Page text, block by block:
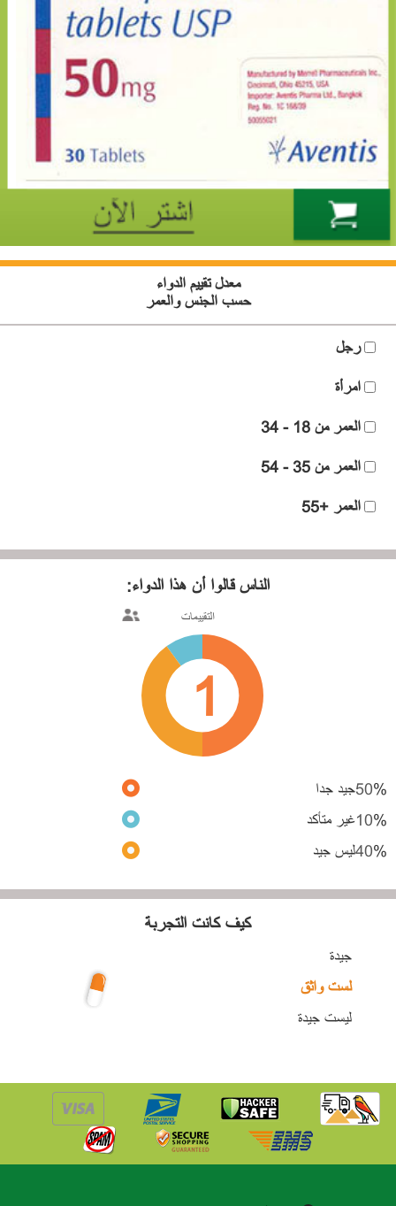
معدل تقييم الدواء
حسب الجنس والعمر
رجل
امرأة
العمر من 18 - 34
العمر من 35 - 54
العمر +55
الناس قالوا أن هذا الدواء:
التقييمات
1
جيد جدا50%
غير متأكد10%
ليس جيد40%
كيف كانت التجربة
جيدة
لست واثق
ليست جيدة